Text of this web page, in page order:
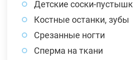
Детские соски-
Костные останки, зубы
Срезанные ногти
Сперма на ткани